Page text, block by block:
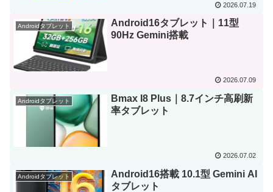
2026.07.19
Androidタブレット
Android16タブレット｜11型
90Hz Gemini搭載
2026.07.09
Androidタブレット
Bmax I8 Plus｜8.7インチ高刷新
率タブレット
2026.07.02
Androidタブレット
Android16搭載 10.1型 Gemini AI
タブレット